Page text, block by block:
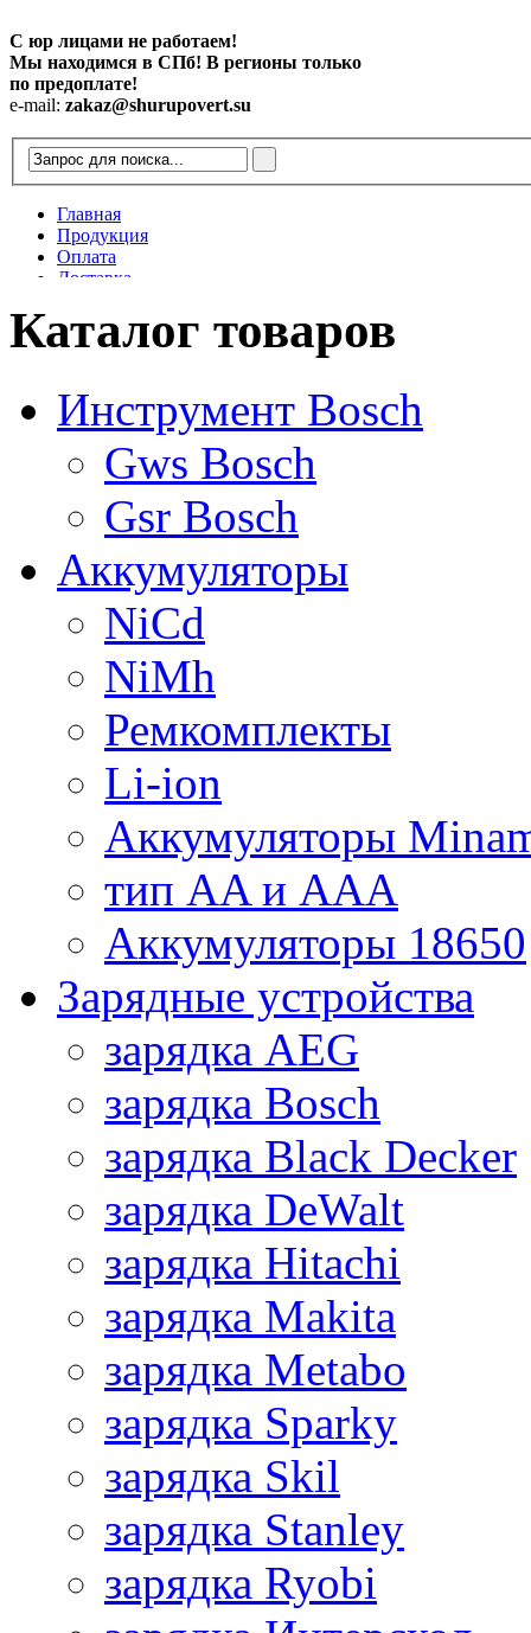
С юр лицами не работаем!
Мы находимся в СПб! В регионы только
по предоплате!
e-mail: zakaz@shurupovert.su
Главная
Продукция
Оплата
Доставка
Статьи
Каталог товаров
Инструмент Bosch
Gws Bosch
Gsr Bosch
Аккумуляторы
NiCd
NiMh
Ремкомплекты
Li-ion
Аккумуляторы
тип AA и AAA
Аккумуляторы 18650
Зарядные устройства
зарядка AEG
зарядка Bosch
зарядка Black Decker
зарядка DeWalt
зарядка Hitachi
зарядка Makita
зарядка Metabo
зарядка Sparky
зарядка Skil
зарядка Stanley
зарядка Ryobi